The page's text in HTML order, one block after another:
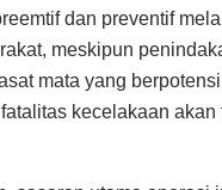
dan preventif
meskipun
mata yang berpotensi
kecelakaan akan